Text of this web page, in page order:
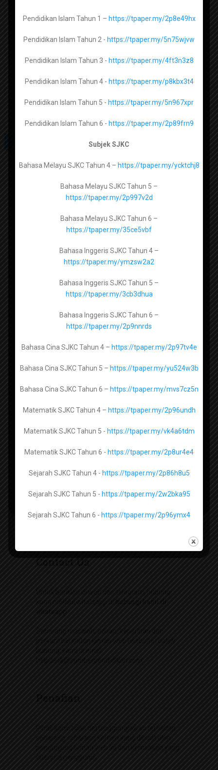
Subscribe channel Sumber
Pendidikan
RPH SK SMK by CG GORGEOUS 2026
RPH PPKI RENDAH MENENGAH 2026
2026
Bahan Lengkap Fail Panitia Mengikut Senarai
Penetapan Keberhasilan PBPPP 2021
Panduan dan Contoh Evidens Lengkap
myPortfolio : Panduan dan bahan berkaitan
Koleksi Bahan Bahan Kokurikulum
Popular Posts
Contact Us
Penafian
Lughah Arabiah Muasirah Tingkatan 1 –
https://tpaper.my/y43a94wd
Maharat Al Quran Tingkatan 1 -
https://tpaper.my/yckrd39x
Maharat Al Quran Tingkatan 3 –
Manahij Ulum Islamiyah Tingkatan 4 -
https://tpaper.my/yckum5yz
Manahij Ulum Islamiyah Tingkatan 5 -
https://tpaper.my/yckx87h8
https://tpaper.my/2p9efwcr
https://tpaper.my/2s4znw8b
Pendidikan Syariah Islamiah Tingkatan 4 -
https://tpaper.my/2a9prwru
Tasawwur Islam Tingkatan 4 -https://tpaper.my/y3vznejc
Tasawwur Islam Tingkatan 5 -https://tpaper.my/2p8u3y4s
Pendidikan Islam Tahun 1 – https://tpaper.my/2p8e49hx
Pendidikan Islam Tahun 2 - https://tpaper.my/5n75wjvw
Pendidikan Islam Tahun 3 - https://tpaper.my/4ft3n3z8
Pendidikan Islam Tahun 4 - https://tpaper.my/p8kbx3t4
Pendidikan Islam Tahun 5 - https://tpaper.my/5n967xpr
Pendidikan Islam Tahun 6 - https://tpaper.my/2p89frn9
Subjek SJKC
Bahasa Melayu SJKC Tahun 4 – https://tpaper.my/ycktchj8
Bahasa Melayu SJKC Tahun 5 –
https://tpaper.my/2p997v2d
Bahasa Melayu SJKC Tahun 6 –
https://tpaper.my/35ce5vbf
Bahasa Inggeris SJKC Tahun 4 –
https://tpaper.my/ymzsw2a2
Bahasa Inggeris SJKC Tahun 5 –
https://tpaper.my/3cb3dhua
Bahasa Inggeris SJKC Tahun 6 –
https://tpaper.my/2p9nnrds
Bahasa Cina SJKC Tahun 4 – https://tpaper.my/2p97tv4e
Bahasa Cina SJKC Tahun 5 – https://tpaper.my/yu524w3b
Bahasa Cina SJKC Tahun 6 – https://tpaper.my/mvs7cz5n
Matematik SJKC Tahun 4 – https://tpaper.my/2p96undh
Matematik SJKC Tahun 5 - https://tpaper.my/vk4a6tdm
Matematik SJKC Tahun 6 - https://tpaper.my/2p8ur4e4
Sejarah SJKC Tahun 4 - https://tpaper.my/2p86h8u5
Sejarah SJKC Tahun 5 - https://tpaper.my/2w2bka95
Sejarah SJKC Tahun 6 - https://tpaper.my/2p96ymx4